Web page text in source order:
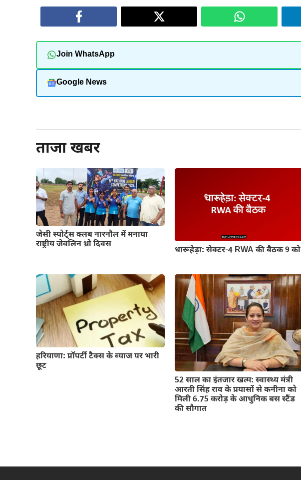
Join WhatsApp
Google News
ताजा खबर
जेसी स्पोर्ट्स क्लब नारनौल में मनाया
राष्ट्रीय जेवलिन थ्रो दिवस
धारूहेड़ा: सेक्टर-4 RWA की बैठक 9 को
हरियाणा: प्रॉपर्टी टैक्स के ब्याज पर भारी
छूट
52 साल का इंतजार खत्म: स्वास्थ्य मंत्री
आरती सिंह राव के प्रयासों से कनीना को
मिली 6.75 करोड़ के आधुनिक बस स्टैंड
की सौगात